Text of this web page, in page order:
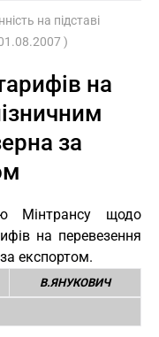
на підставі
)
на
за
Мінтрансу щодо
на перевезення
експортом.
В.ЯНУКОВИЧ